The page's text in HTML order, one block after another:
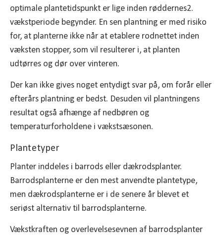
optimale plantetidspunkt er lige inden røddernes2.
vækstperiode begynder. En sen plantning er med risiko
for, at planterne ikke når at etablere rodnettet inden
væksten stopper, som vil resulterer i, at planten
udtørres og dør over vinteren.
Der kan ikke gives noget entydigt svar på, om forår eller
efterårs plantning er bedst. Desuden vil plantningens
resultat også afhænge af nedbøren og
temperaturforholdene i vækstsæsonen.
Plantetyper
Planter inddeles i barrods eller dækrodsplanter.
Barrodsplanterne er den mest anvendte plantetype,
men dækrodsplanterne er i de senere år blevet et
seriøst alternativ til barrodsplanterne.
Vækstkraften og overlevelsesevnen af barrodsplanter